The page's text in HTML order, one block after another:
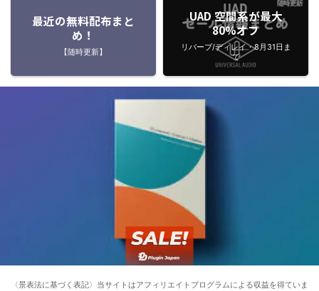
最近の無料配布まと
め！
【随時更新】
UAD 空間系が最大
80%オフ
リバーブ/ディレイ・8月31日ま
で
〈景表法に基づく表記〉当サイトはアフィリエイトプログラムによる収益を得ていま